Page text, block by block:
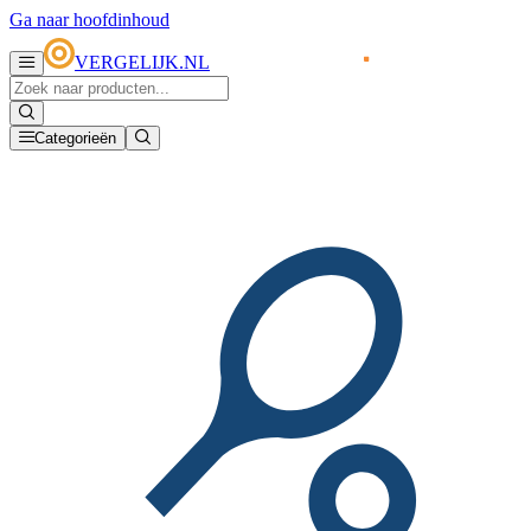
Ga naar hoofdinhoud
VERGELIJK.NL
Categorieën